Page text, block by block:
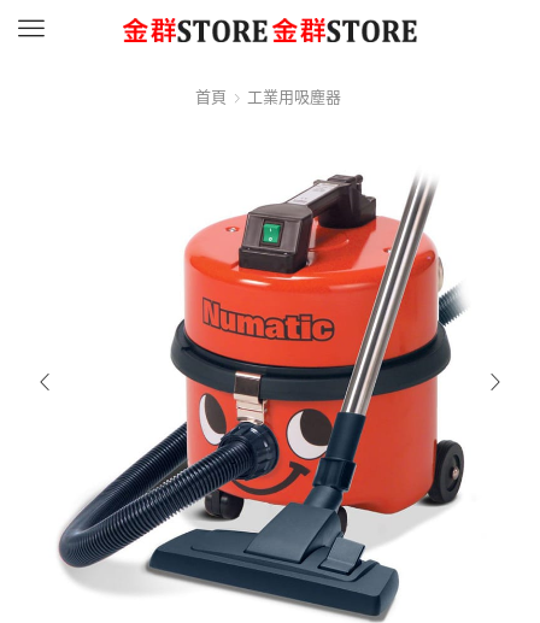
Menu
首頁 工業用吸塵器